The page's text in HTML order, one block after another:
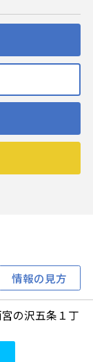
情報の見方
の沢五条１丁